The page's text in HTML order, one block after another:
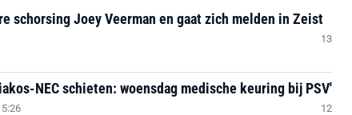
schorsing Joey Veerman en gaat zich melden in Zeist
13
NEC schieten: woensdag medische keuring bij PSV'
12